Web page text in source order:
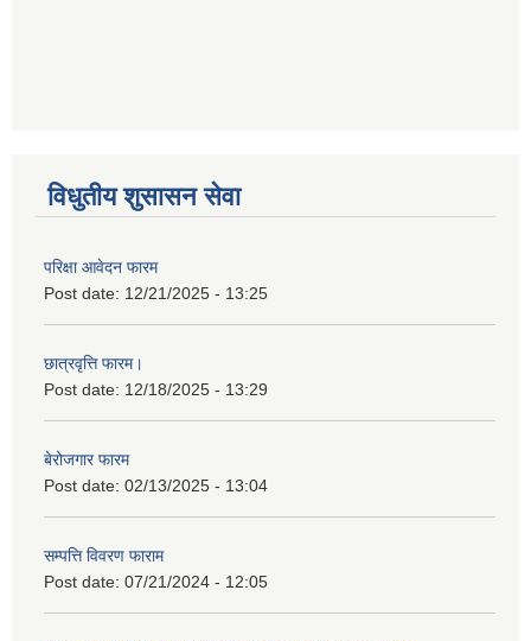
विधुतीय शुसासन सेवा
परिक्षा आवेदन फारम
Post date: 12/21/2025 - 13:25
छात्रवृत्ति फारम।
Post date: 12/18/2025 - 13:29
बेरोजगार फारम
Post date: 02/13/2025 - 13:04
सम्पत्ति विवरण फाराम
Post date: 07/21/2024 - 12:05